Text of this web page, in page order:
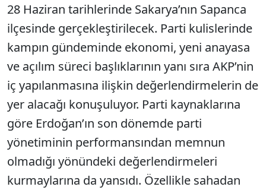
28 Haziran tarihlerinde Sakarya’nın Sapanca
ilçesinde gerçekleştirilecek. Parti kulislerinde
kampın gündeminde ekonomi, yeni anayasa
ve açılım süreci başlıklarının yanı sıra AKP’nin
iç yapılanmasına ilişkin değerlendirmelerin de
yer alacağı konuşuluyor. Parti kaynaklarına
göre Erdoğan’ın son dönemde parti
yönetiminin performansından memnun
olmadığı yönündeki değerlendirmeleri
kurmaylarına da yansıdı. Özellikle sahadan